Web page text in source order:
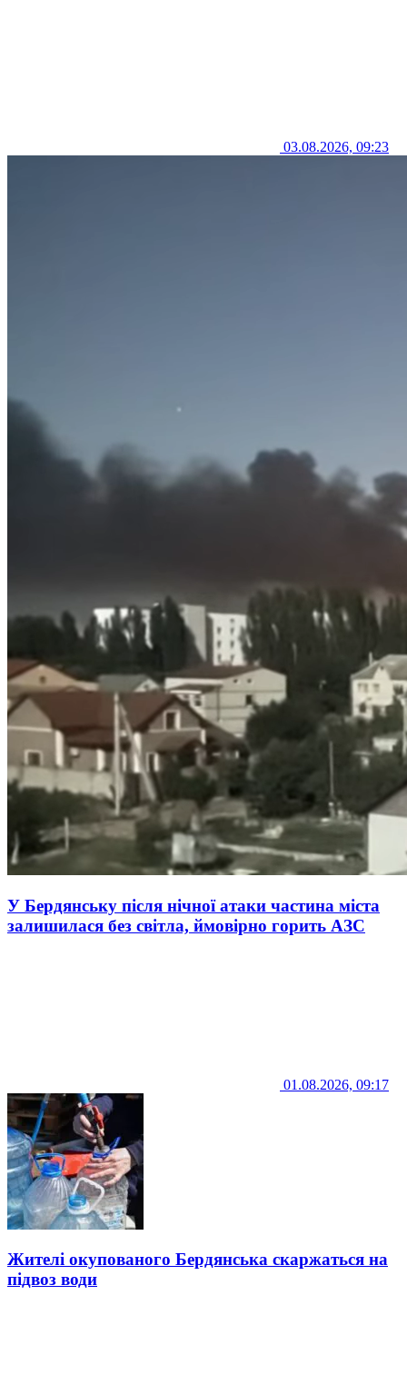
03.08.2026, 09:23
У Бердянську після нічної атаки частина міста
залишилася без світла, ймовірно горить АЗС
01.08.2026, 09:17
Жителі окупованого Бердянська скаржаться на
підвоз води